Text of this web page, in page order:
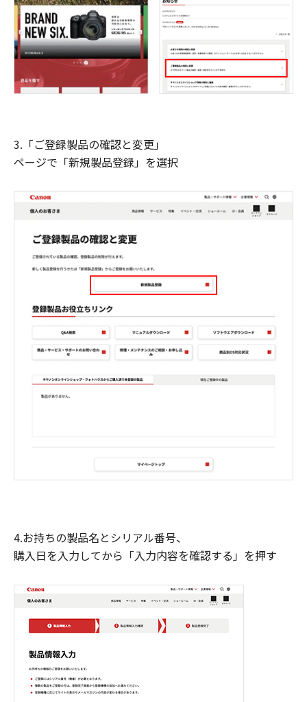
3.「ご登録製品の確認と変更」
ページで「新規製品登録」を選択
4.お持ちの製品名とシリアル番号、
購入日を入力してから「入力内容を確認する」を押す